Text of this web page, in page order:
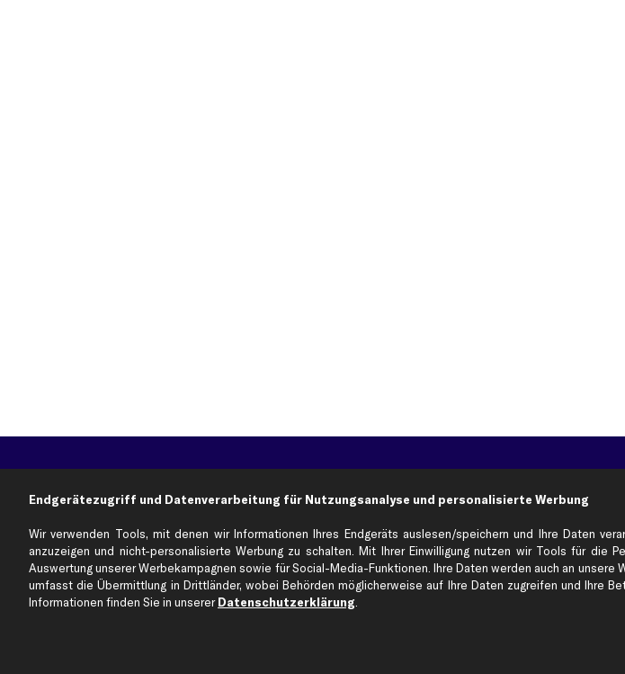
Über uns
business
plus
Corporate Webseite
Partnerprogramm
Werkstätten/Filialen
Zahlung
Versandinfo
Retoure & Gewährleistung
Austauschartikel
Häufige Fragen
Kontakt
Datenschutz
AGB
Impressum
Whistleblowersystem
Endgerätezugriff und Datenverarbeitung für Nutzungsanalyse und personalisierte Werbung
Wir verwenden Tools, mit denen wir Informationen Ihres Endgeräts auslesen/speichern und Ihre Daten
anzuzeigen und nicht-personalisierte Werbung zu schalten. Mit Ihrer Einwilligung nutzen wir Tools für die
Auswertung unserer Werbekampagnen sowie für Social-Media-Funktionen. Ihre Daten werden auch an
umfasst die Übermittlung in Drittländer, wobei Behörden möglicherweise auf Ihre Daten zugreifen und Ihre
Informationen finden Sie in unsererDatenschutzerklärung